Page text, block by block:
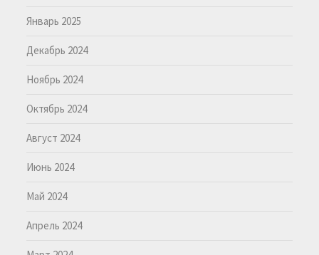
Январь 2025
Декабрь 2024
Ноябрь 2024
Октябрь 2024
Август 2024
Июнь 2024
Май 2024
Апрель 2024